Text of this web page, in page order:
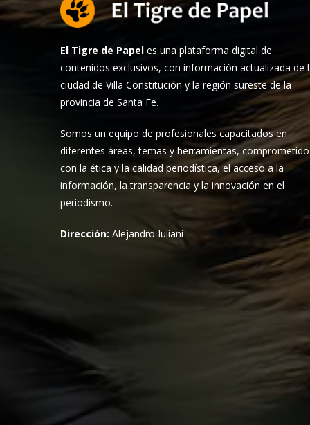
El Tigre de Papel es una plataforma digital de
contenidos exclusivos, con información actualizada de
ciudad de Villa Constitución y la región sureste de la
provincia de Santa Fe.
Somos un equipo de profesionales capacitados en
diferentes áreas, temas y herramientas,
con la ética y la calidad periodística, el acceso a la
información, la transparencia y la innovación en el
periodismo.
Dirección:Alejandro Iuliani